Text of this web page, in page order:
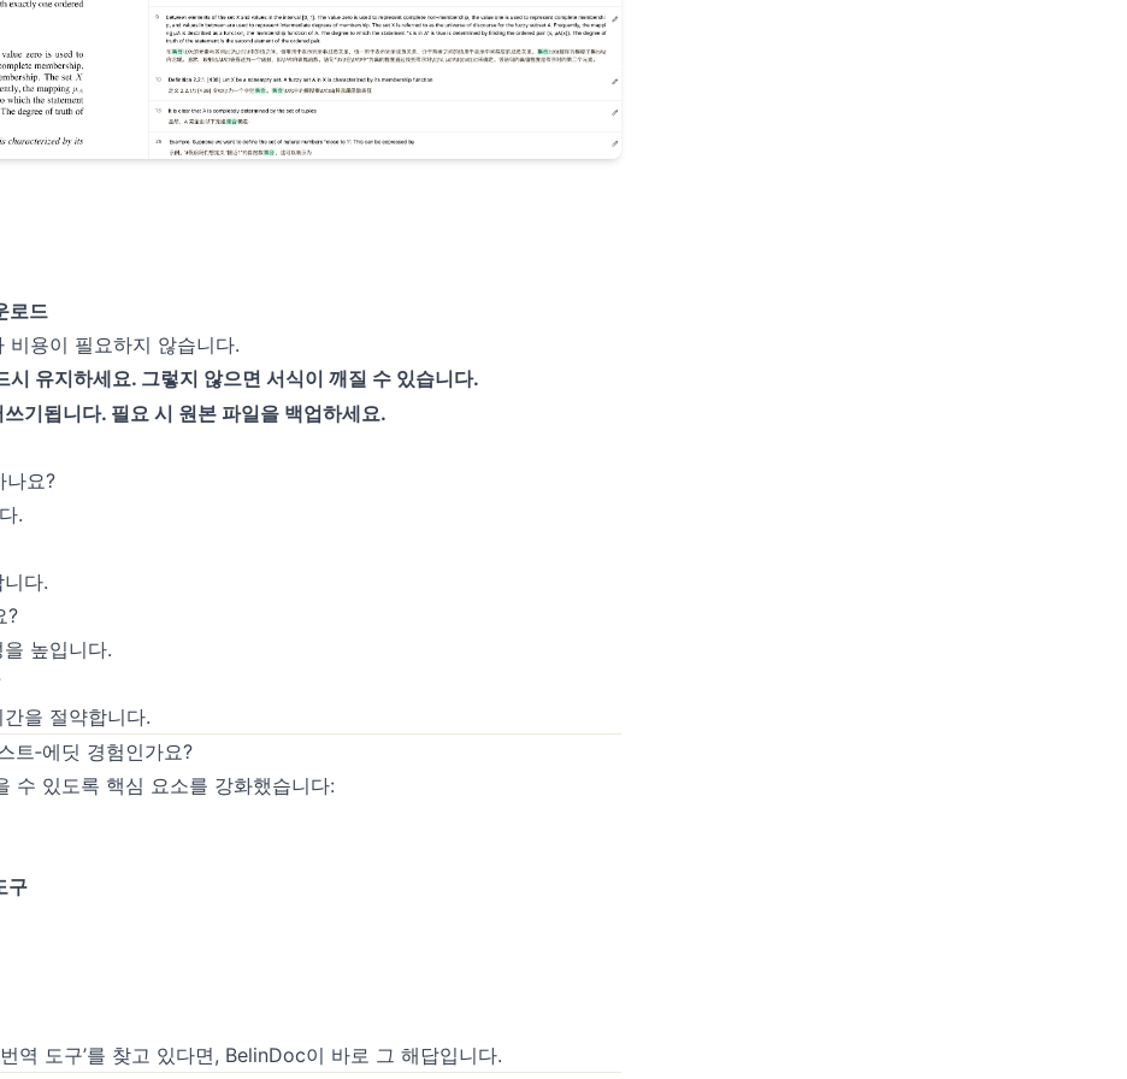
로드
비용이 필요하지 않습니다.
시 유지하세요. 그렇지 않으면 서식이 깨질 수 있습니다.
기됩니다. 필요 시 원본 파일을 백업하세요.
나요?
.
다.
?
높입니다.
을 절약합니다.
트‑에딧 경험인가요?
수 있도록 핵심 요소를 강화했습니다:
구
역 도구’를 찾고 있다면, BelinDoc이 바로 그 해답입니다.